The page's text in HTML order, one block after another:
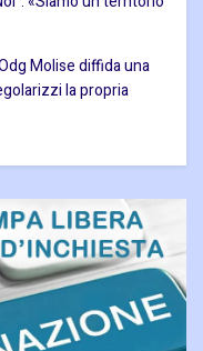
Molise diffida una
la propria